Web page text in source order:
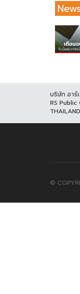
บริษัท อาร์
RS
THAILAND
©